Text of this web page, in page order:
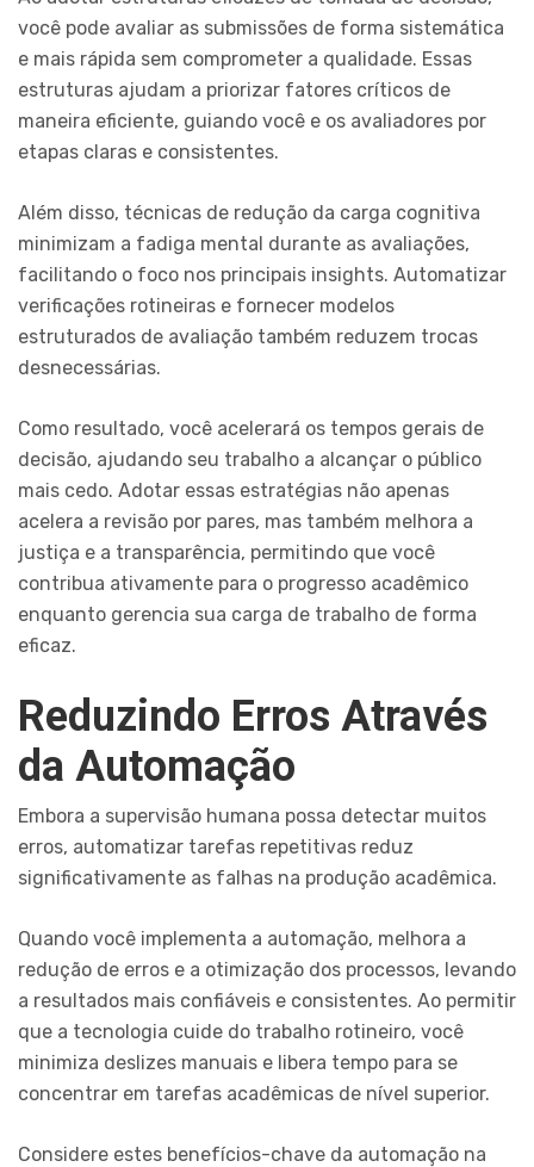
você pode avaliar as submissões de forma sistemática
e mais rápida sem comprometer a qualidade. Essas
estruturas ajudam a priorizar fatores críticos de
maneira eficiente, guiando você e os avaliadores por
etapas claras e consistentes.
Além disso, técnicas de redução da carga cognitiva
minimizam a fadiga mental durante as avaliações,
facilitando o foco nos principais insights. Automatizar
verificações rotineiras e fornecer modelos
estruturados de avaliação também reduzem trocas
desnecessárias.
Como resultado, você acelerará os tempos gerais de
decisão, ajudando seu trabalho a alcançar o público
mais cedo. Adotar essas estratégias não apenas
acelera a revisão por pares, mas também melhora a
justiça e a transparência, permitindo que você
contribua ativamente para o progresso acadêmico
enquanto gerencia sua carga de trabalho de forma
eficaz.
Reduzindo Erros Através
da Automação
Embora a supervisão humana possa detectar muitos
erros, automatizar tarefas repetitivas reduz
significativamente as falhas na produção acadêmica.
Quando você implementa a automação, melhora a
redução de erros e a otimização dos processos, levando
a resultados mais confiáveis e consistentes. Ao permitir
que a tecnologia cuide do trabalho rotineiro, você
minimiza deslizes manuais e libera tempo para se
concentrar em tarefas acadêmicas de nível superior.
Considere estes benefícios-chave da automação na